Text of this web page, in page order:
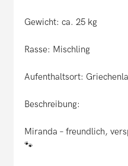
Gewicht: ca. 25 kg
Rasse: Mischling
Aufenthaltsort:
Beschreibung:
Miranda – freundlich,
🐾